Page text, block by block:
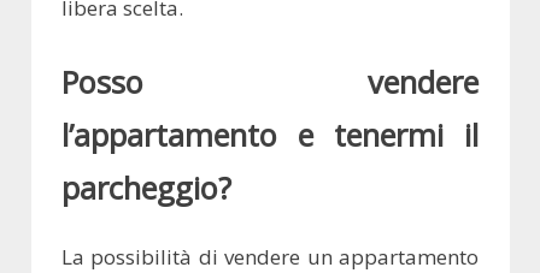
libera scelta.
Posso vendere
l’appartamento e tenermi il
parcheggio?
La possibilità di vendere un appartamento